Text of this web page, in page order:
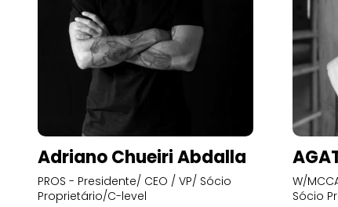
Adriano Chueiri Abdalla
PROS - Presidente/ CEO / VP/ Sócio
Proprietário/C-level
W/
Sócio